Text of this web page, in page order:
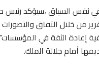
نفس السياق ،سيؤكد رئيس
من خلال الآفاق
إعادة الثقة في
أمام جلالة الملك.